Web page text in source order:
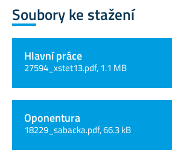
Soubory ke stažení
Hlavní práce
27594_xstet13.pdf, 1.1 MB
Oponentura
18229_sabacka.pdf, 66.3 kB